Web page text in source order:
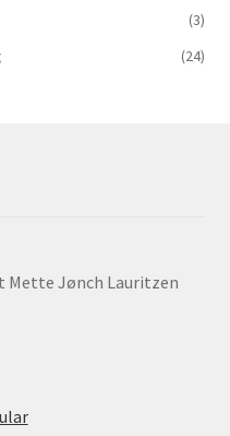
(3)
(24)
Mette Jønch Lauritzen